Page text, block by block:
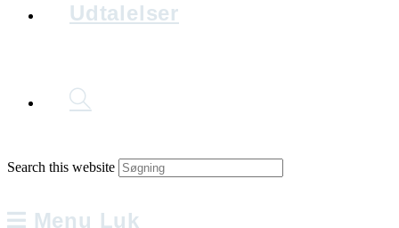
Udtalelser
Search this website
Menu Luk